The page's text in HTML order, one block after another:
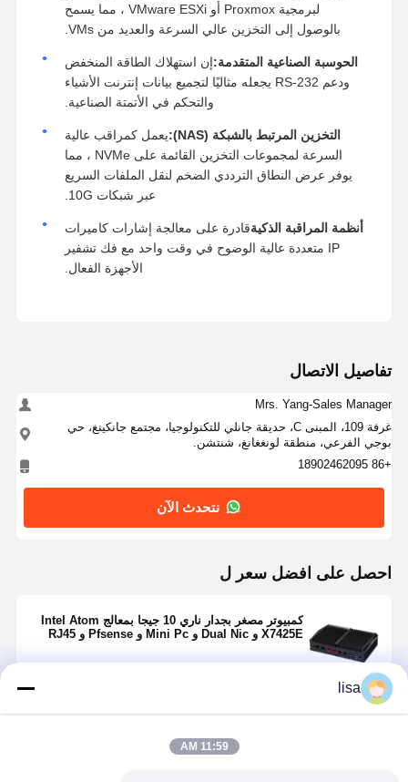
لبرمجية Proxmox أو VMware ESXi ، مما يسمح
بالوصول إلى التخزين عالي السرعة والعديد من VMs.
الحوسبة الصناعية المتقدمة:إن استهلاك الطاقة المنخفض
ودعم RS-232 يجعله مثاليًا لتجميع بيانات إنترنت الأشياء
والتحكم في الأتمتة الصناعية.
التخزين المرتبط بالشبكة (NAS):
يعمل كمراقب عالية
السرعة لمجموعات التخزين القائمة على NVMe ، مما
يوفر عرض النطاق الترددي الضخم لنقل الملفات السريع
عبر شبكات 10G.
أنظمة المراقبة الذكيةقادرة على معالجة إشارات كاميرات
IP متعددة عالية الوضوح في وقت واحد مع فك تشفير
الأجهزة الفعال.
تفاصيل الاتصال
Mrs. Yang-Sales Manager
غرفة 109، المبنى C، حديقة جانلي للتكنولوجيا، مجتمع جانكينغ، حي
بوجي الفرعي، منطقة لونغغانغ، شنتشن.
+86 18902462095
نتحدث الآن
احصل على افضل سعر ل
كمبيوتر مصغر بجدار ناري 10 جيجا بمعالج Intel Atom
X7425E و Dual Nic و Mini Pc و Pfsense و RJ45
استمر
lisa
11:59 AM